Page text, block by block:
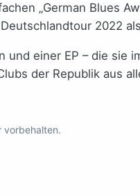
„German Blues
2022
einer EP – die sie
der Republik aus
vorbehalten.